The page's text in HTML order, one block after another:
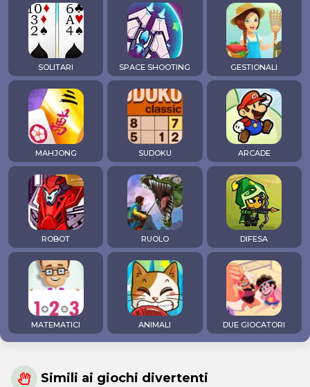
SOLITARI SPACE SHOOTING GESTIONALI
MAHJONG SUDOKU ARCADE
ROBOT RUOLO DIFESA
MATEMATICI ANIMALI DUE GIOCATORI
Simili ai giochi divertenti